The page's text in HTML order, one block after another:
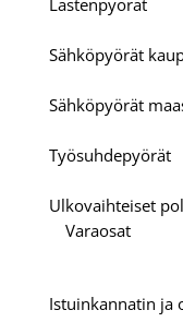
Lastenpyörät
Sähköpyörät
Sähköpyörät
Työsuhdepyörät
Ulkovaihteiset
Varaosat
Istuinkannatin ja